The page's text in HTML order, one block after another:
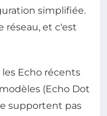
simplifiée.
réseau, et c'est
Echo récents
(Echo Dot
supportent pas